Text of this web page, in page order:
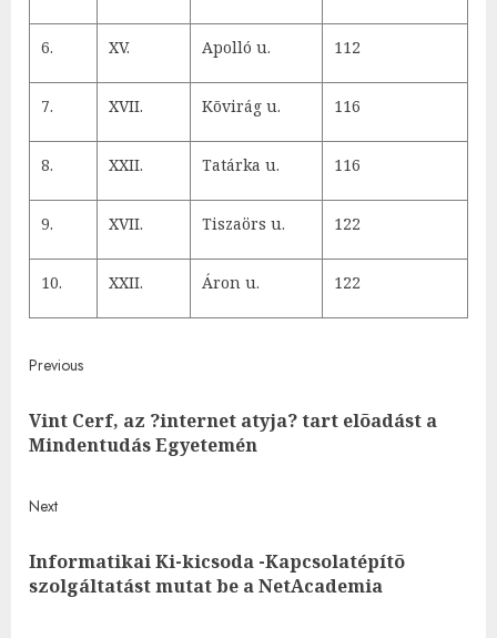
6. XV. Apolló u. 112
7. XVII. Kõvirág u. 116
8. XXII. Tatárka u. 116
9. XVII. Tiszaörs u. 122
10. XXII. Áron u. 122
Post
navigation
Previous
Vint Cerf, az ?internet atyja? tart elõadást a
Mindentudás Egyetemén
Next
Next
post:
Informatikai Ki-kicsoda -Kapcsolatépítõ
szolgáltatást mutat be a NetAcademia